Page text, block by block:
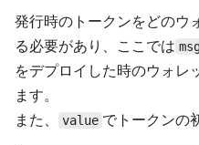
発行時のトークンをどのウ
る必要があり、ここでは
をデプロイした時のウォレ
ます。
また、
value でトークンの